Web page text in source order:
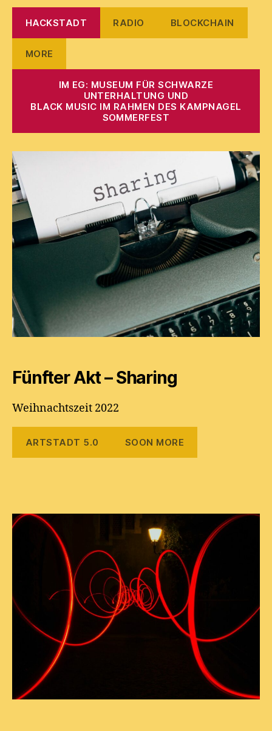
HACKSTADT RADIO BLOCKCHAIN
MORE
IM EG: MUSEUM FÜR SCHWARZE
UNTERHALTUNG UND
BLACK MUSIC IM RAHMEN DES KAMPNAGEL
SOMMERFEST
Fünfter Akt – Sharing
Weihnachtszeit 2022
ARTSTADT 5.0 SOON MORE